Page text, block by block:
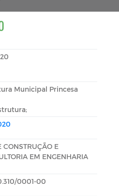
Municipal Princesa
CONSTRUÇÃO E
EM ENGENHARIA
0001-00